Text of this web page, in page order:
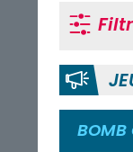
BOMB